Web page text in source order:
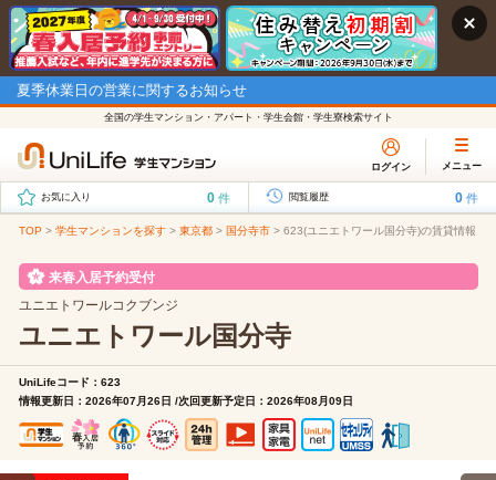
夏季休業日の営業に関するお知らせ
全国の学生マンション・アパート・学生会館・学生寮検索サイト
ログイン メニュー
お気に入り 0 件 閲覧履歴 0 件
TOP > 学生マンションを探す > 東京都 > 国分寺市 > 623(ユニエトワール国分寺)の賃貸情報
来春入居予約受付
ユニエトワールコクブンジ
ユニエトワール国分寺
UniLifeコード：623
情報更新日：2026年07月26日 /次回更新予定日：2026年08月09日